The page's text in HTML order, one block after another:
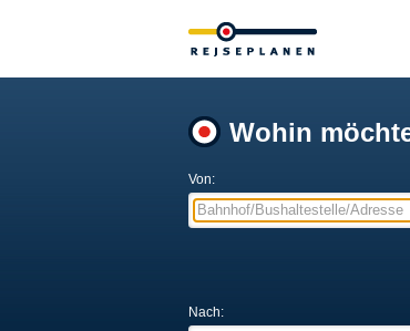
Wohin
Von:
Bahnhof/Bushaltestelle/Adresse
Nach: